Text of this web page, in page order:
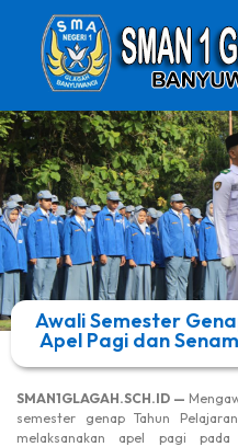
Awali Semester
Apel Pagi dan
SMAN1GLAGAH.SCH.ID —
semester genap Tahun
melaksanakan apel pagi